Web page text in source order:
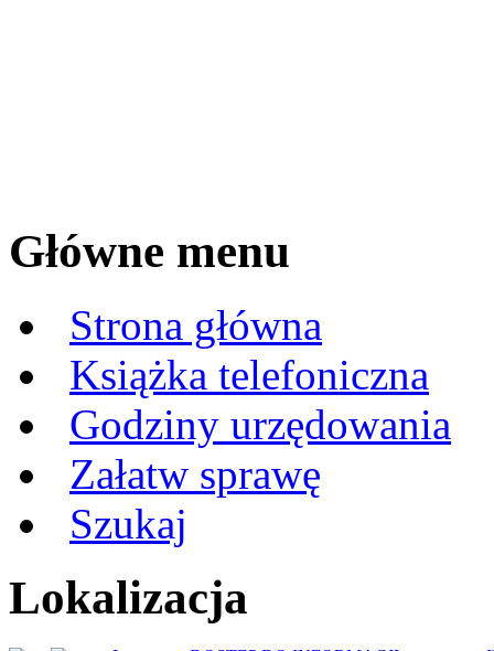
Główne menu
Strona główna
Książka telefoniczna
Godziny urzędowania
Załatw sprawę
Szukaj
Lokalizacja